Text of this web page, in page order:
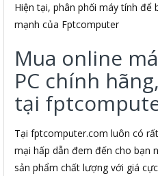
Hiện tại, phân phối máy tính
mạnh của Fptcomputer
Mua online
PC chính
tại
Tại fptcomputer.com luôn có
mại hấp dẫn đem đến cho bạn
sản phẩm chất lượng với giá